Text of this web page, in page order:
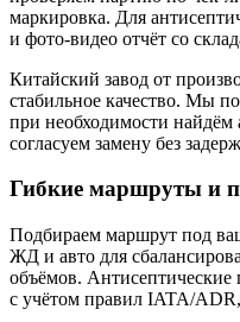
маркировка. Для
и фото‑видео отчёт со
Китайский завод от
стабильное качество. Мы
при необходимости найдём
согласуем замену без
Гибкие маршруты и
Подбираем маршрут под
ЖД и авто для
объёмов. Антисептические
с учётом правил IATA/